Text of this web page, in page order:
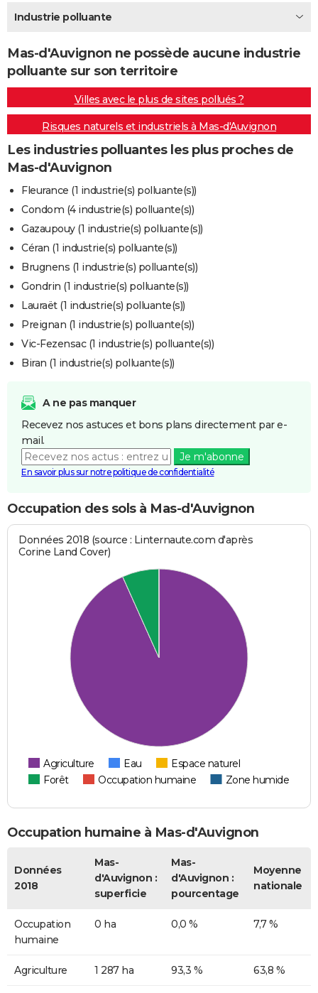
Destinations
City break
Voyage nature
Voyage de noces
Forum
Climat
+PHOTO
GUIDES D'ACHAT
BONS PLANS
CARTE DE VOEUX
Carte de Noël
Carte Bonne année
Carte Saint-Valentin
Carte Pâques
Carte d'anniversaire
DICTIONNAIRE
Dictionnaire
Biographies
Citations
Expressions
Proverbes
PROGRAMME TV
COPAINS D'AVANT
S'inscrire
Se connecter
Lycées
Collèges
Primaires
Universités
Entreprises
Service militaire
Avis de recherche
AVIS DE DÉCÈS
FORUM
Bricolage
Lifestyle
Culture
Sport
Auto
Television
Voyage
Cinema
Industrie polluante
Mas-d'Auvignon ne possède aucune industrie
polluante sur son territoire
Villes avec le plus de sites pollués ?
Risques naturels et industriels à Mas-d'Auvignon
Les industries polluantes les plus proches de
Mas-d'Auvignon
Fleurance (1 industrie(s) polluante(s))
Condom (4 industrie(s) polluante(s))
Gazaupouy (1 industrie(s) polluante(s))
Céran (1 industrie(s) polluante(s))
Brugnens (1 industrie(s) polluante(s))
Gondrin (1 industrie(s) polluante(s))
Lauraët (1 industrie(s) polluante(s))
Preignan (1 industrie(s) polluante(s))
Vic-Fezensac (1 industrie(s) polluante(s))
Biran (1 industrie(s) polluante(s))
A ne pas manquer
Recevez nos astuces et bons plans directement par e-
mail.
Je m'abonne
En savoir plus sur notre politique de confidentialité
Occupation des sols à Mas-d'Auvignon
Données 2018 (source : Linternaute.com d'après
Corine Land Cover)
Agriculture Eau
Espace naturel
Forêt
Occupation humaine Zone humide
Occupation humaine à Mas-d'Auvignon
Données
2018
Mas-
d'Auvignon :
superficie
Mas-
d'Auvignon :
pourcentage
Moyenne
nationale
Occupation
humaine
0 ha 0,0 % 7,7 %
Agriculture 1 287 ha 93,3 % 63,8 %